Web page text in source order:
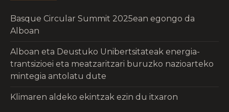
Basque Circular Summit 2025ean egongo da
Alboan
Alboan eta Deustuko Unibertsitateak energia-
trantsizioei eta meatzaritzari buruzko nazioarteko
mintegia antolatu dute
Klimaren aldeko ekintzak ezin du itxaron